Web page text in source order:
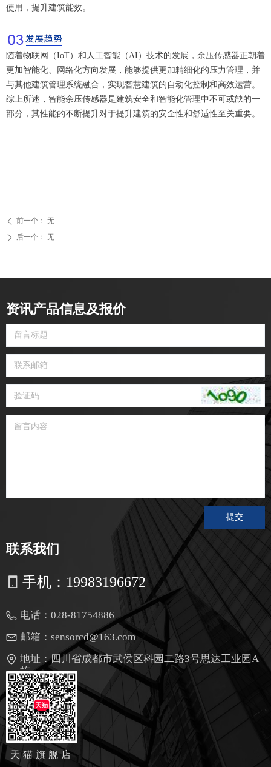
使用，提升建筑能效。
随着物联网（IoT）和人工智能（AI）技术的发展，余压传感器正朝着
更加智能化、网络化方向发展，能够提供更加精细化的压力管理，并
与其他建筑管理系统融合，实现智慧建筑的自动化控制和高效运营。
综上所述，智能余压传感器是建筑安全和智能化管理中不可或缺的一
部分，其性能的不断提升对于提升建筑的安全性和舒适性至关重要。
ꄴ 前一个： 无
ꄲ 后一个： 无
手机： 19983196672
联系我们
电话： 028-81754886
邮箱： sensorcd@163.com
地址：四川省成都市武侯区科园二路3号思达工业园A
栋
资讯产品信息及报价
提交
天猫旗舰店